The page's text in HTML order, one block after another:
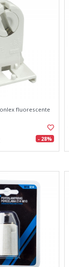
fluorescente
- 28%